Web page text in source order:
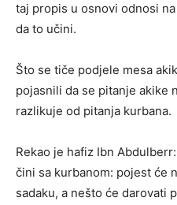
taj propis u osnovi odnosi
da to učini.
Što se tiče podjele mesa
pojasnili da se pitanje akike
razlikuje od pitanja kurbana.
Rekao je hafiz Ibn
čini sa kurbanom: pojest će
sadaku, a nešto će darovati